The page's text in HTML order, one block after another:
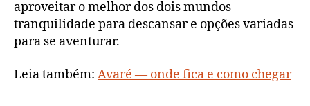
aproveitar o melhor dos dois mundos —
tranquilidade para descansar e opções variadas
para se aventurar.
Leia também: Avaré — onde fica e como chegar